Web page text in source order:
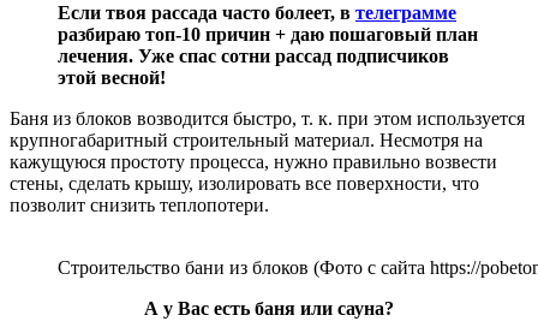
Если твоя рассада часто болеет, в телеграмме
разбираю топ-10 причин + даю пошаговый план
лечения. Уже спас сотни рассад подписчиков
этой весной!
Баня из блоков возводится быстро, т. к. при этом используется
крупногабаритный строительный материал. Несмотря на
кажущуюся простоту процесса, нужно правильно возвести
стены, сделать крышу, изолировать все поверхности, что
позволит снизить теплопотери.
Строительство бани из блоков (Фото с сайта https://
А у Вас есть баня или сауна?